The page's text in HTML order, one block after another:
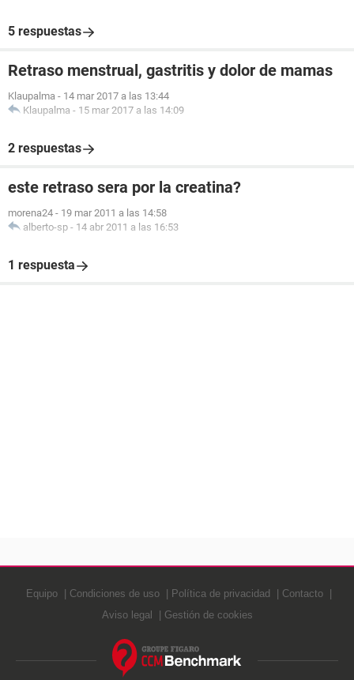
5 respuestas
Retraso menstrual, gastritis y dolor de mamas
Klaupalma - 14 mar 2017 a las 13:44
Klaupalma - 15 mar 2017 a las 14:09
2 respuestas
este retraso sera por la creatina?
morena24 - 19 mar 2011 a las 14:58
alberto-sp - 14 abr 2011 a las 16:53
1 respuesta
Equipo Condiciones de uso Política de privacidad
Contacto
Aviso legal
Gestión de cookies